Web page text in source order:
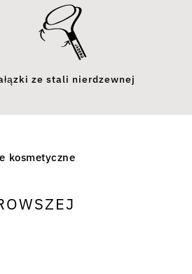
ze stali nierdzewnej
kosmetyczne